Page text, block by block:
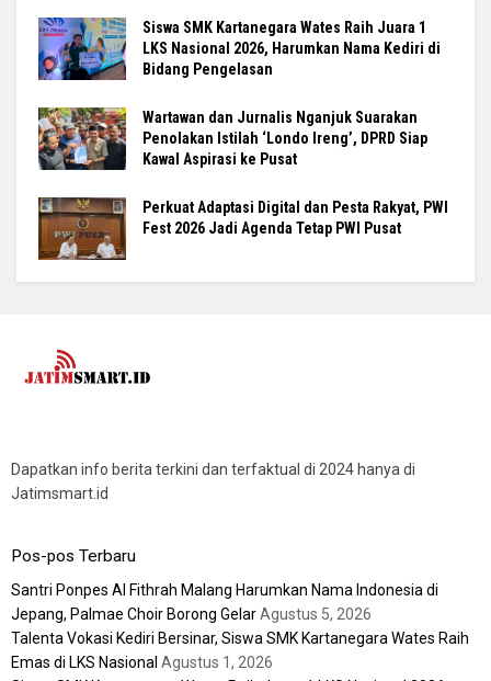
Siswa SMK Kartanegara Wates Raih Juara 1
LKS Nasional 2026, Harumkan Nama Kediri di
Bidang Pengelasan
Wartawan dan Jurnalis Nganjuk Suarakan
Penolakan Istilah ‘Londo Ireng’, DPRD Siap
Kawal Aspirasi ke Pusat
Perkuat Adaptasi Digital dan Pesta Rakyat, PWI
Fest 2026 Jadi Agenda Tetap PWI Pusat
Dapatkan info berita terkini dan terfaktual di 2024 hanya di
Jatimsmart.id
Pos-pos Terbaru
Santri Ponpes Al Fithrah Malang Harumkan Nama Indonesia di
Jepang, Palmae Choir Borong GelarAgustus 5, 2026
Talenta Vokasi Kediri Bersinar, Siswa SMK Kartanegara Wates Raih
Emas di LKS Nasional Agustus 1, 2026